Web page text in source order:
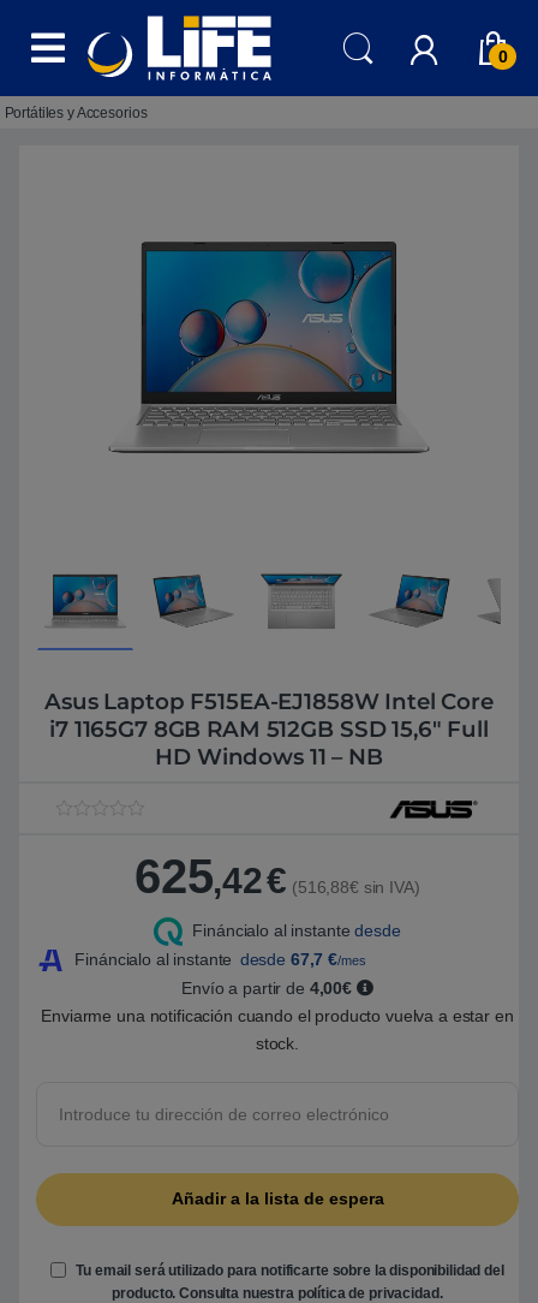
0
Portátiles y Accesorios
Asus Laptop F515EA-EJ1858W Intel Core
i7 1165G7 8GB RAM 512GB SSD 15,6″ Full
HD Windows 11 – NB
o
5
0
5
s
625,42€ (516,88€ sin IVA)
Fináncialo al instante desde
Fináncialo al instante desde 67,7 €/mes
Envío a partir de 4,00€
Enviarme una notificación cuando el producto vuelva a estar en
stock.
Tu email será utilizado para notificarte sobre la disponibilidad del
producto. Consulta nuestra política de privacidad.